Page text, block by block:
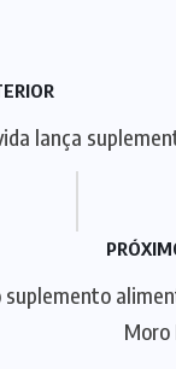
lança
suplemento
Moro